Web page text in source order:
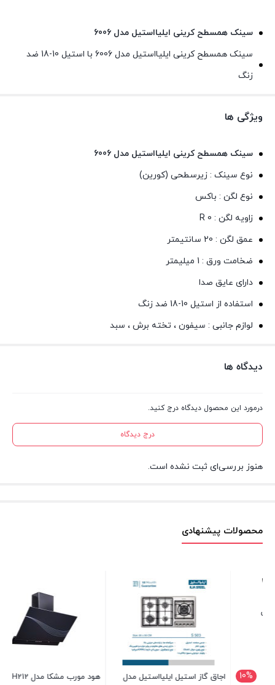
سینک همسطح کرینی ایلیااستیل مدل 6006
سینک همسطح کرینی ایلیااستیل مدل 6006 با استیل 10-18 ضد
زنگ
ویژگی ها
سینک همسطح کرینی ایلیااستیل مدل 6006
نوع سینک : زیرسطحی (کورین)
نوع لگن : باکس
زاویه لگن : R 0
عمق لگن : 20 سانتیمتر
ضخامت ورق : 1 میلیمتر
دارای عایق صدا
استفاده از استیل 10-18 ضد زنگ
لوازم جانبی : سیفون ، تخته برش ، سبد
دیدگاه ها
درمورد این محصول دیدگاه درج کنید.
درج دیدگاه
هنوز بررسی‌ای ثبت نشده است.
محصولات پیشنهادی
هود مورب مشکا مدل MH212
سینک همسطح کرینی ایلیااستیل
برای قیمت تماس بگیرید